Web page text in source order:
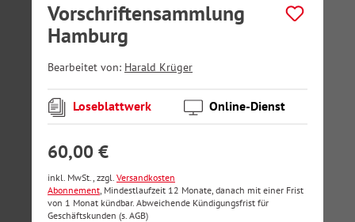
Vorschriftensammlung
Hamburg
Bearbeitet von: Harald Krüger
Loseblattwerk Online-Dienst
60,00 €
inkl. MwSt., zzgl. Versandkosten
Abonnement, Mindestlaufzeit 12 Monate, danach mit einer Frist
von 1 Monat kündbar. Abweichende Kündigungsfrist für
Geschäftskunden (s. AGB)